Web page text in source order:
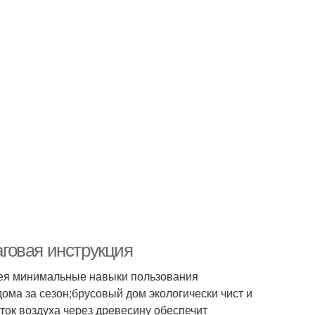
инструкция
минимальные навыки пользования
за сезон;брусовый дом экологически чист и
воздуха через древесину обеспечит